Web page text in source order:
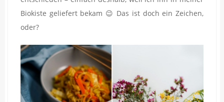
Biokiste geliefert bekam 😉 Das ist doch ein Zeichen,
oder?